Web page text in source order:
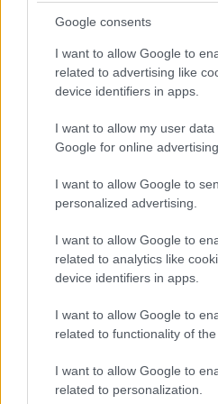
Google consents
I want to allow Google to
related to advertising like
device identifiers in apps.
I want to allow my user
Google for online
I want to allow Google to
personalized advertising.
I want to allow Google to
related to analytics like
device identifiers in apps.
I want to allow Google to
related to functionality of
I want to allow Google to
related to personalization.
rendezőként, ezt követte a
Bohóciskola,majd a szatirikus
készített kesztyűk, elemlámpa,
Bizonyos jóslatokban
is Nepp József
operatőrrel dolgozott együtt, a
Babfilmben háromezer babot
Pethő Zsolt volt a zeneszerzője.
További emlékezetes
Én, az egér(1969), Puszit
oroszlán(1970),Keserű keselyű